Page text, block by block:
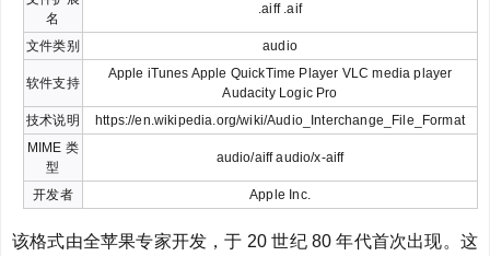
名
.aiff .aif
文件类别 audio
软件支持
Apple iTunes Apple QuickTime Player VLC media player
Audacity Logic Pro
技术说明
https://en.wikipedia.org/wiki/Audio_Interchange_File_Format
MIME 类
型
audio/aiff audio/x-aiff
开发者 Apple Inc.
该格式由全苹果专家开发，于 20 世纪 80 年代首次出现。这